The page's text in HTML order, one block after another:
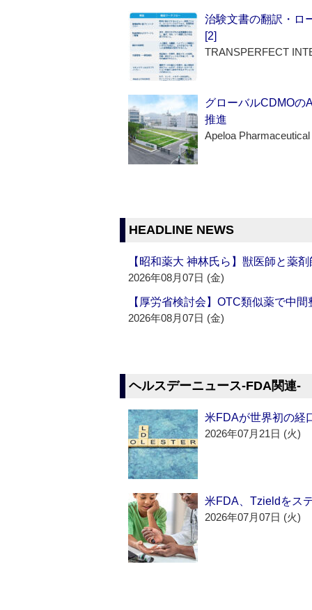
治験文書の翻訳・ロ
[2]
TRANSPERFECT
グローバルCDMOの
推進
Apeloa Pharmaceutical
HEADLINE NEWS
【昭和薬大 神林氏ら】獣医師と薬
2026年08月07日 (金)
【厚労省検討会】OTC類似薬で中
2026年08月07日 (金)
ヘルスデーニュース‐FDA関連‐
米FDAが世界初の経
2026年07月21日 (火)
米FDA、Tzieldをス
2026年07月07日 (火)